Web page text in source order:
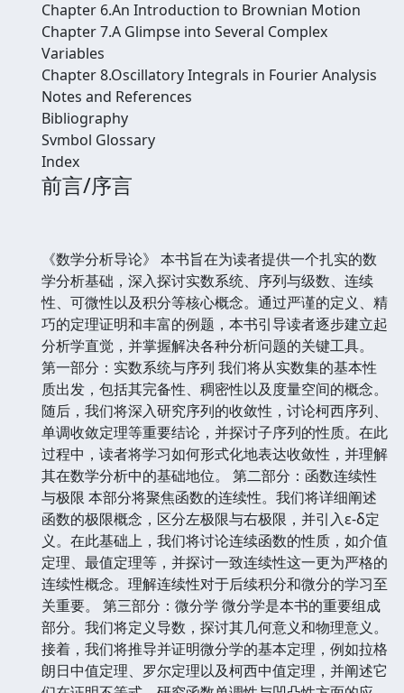
Chapter 6.An Introduction to Brownian Motion
Chapter 7.A Glimpse into Several Complex
Variables
Chapter 8.Oscillatory Integrals in Fourier Analysis
Notes and References
Bibliography
Svmbol Glossary
Index
前言/序言
《数学分析导论》 本书旨在为读者提供一个扎实的数
学分析基础，深入探讨实数系统、序列与级数、连续
性、可微性以及积分等核心概念。通过严谨的定义、精
巧的定理证明和丰富的例题，本书引导读者逐步建立起
分析学直觉，并掌握解决各种分析问题的关键工具。
第一部分：实数系统与序列 我们将从实数集的基本性
质出发，包括其完备性、稠密性以及度量空间的概念。
随后，我们将深入研究序列的收敛性，讨论柯西序列、
单调收敛定理等重要结论，并探讨子序列的性质。在此
过程中，读者将学习如何形式化地表达收敛性，并理解
其在数学分析中的基础地位。 第二部分：函数连续性
与极限 本部分将聚焦函数的连续性。我们将详细阐述
函数的极限概念，区分左极限与右极限，并引入ε-δ定
义。在此基础上，我们将讨论连续函数的性质，如介值
定理、最值定理等，并探讨一致连续性这一更为严格的
连续性概念。理解连续性对于后续积分和微分的学习至
关重要。 第三部分：微分学 微分学是本书的重要组成
部分。我们将定义导数，探讨其几何意义和物理意义。
接着，我们将推导并证明微分学的基本定理，例如拉格
朗日中值定理、罗尔定理以及柯西中值定理，并阐述它